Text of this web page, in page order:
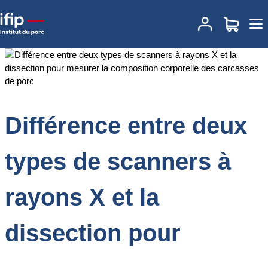
Accueil
Différence entre deux types de scanners
à rayons X et la dissection pour mesurer la composition corporelle
Différence entre deux
types de scanners à
rayons X et la
dissection pour